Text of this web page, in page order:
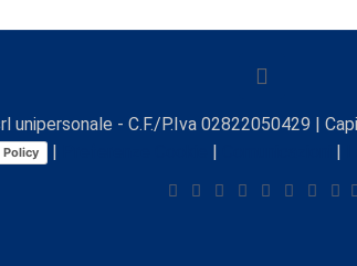
unipersonale - C.F./P.Iva 02822050429 |
| | |